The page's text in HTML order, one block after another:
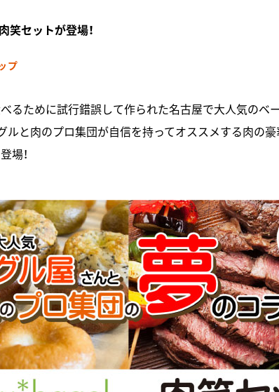
セットが登場！
プ
るために試行錯誤して作られた名古屋で大人気のベ
ルと肉のプロ集団が自信を持ってオススメする肉の
場！